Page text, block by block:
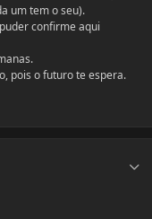
um tem o seu).
confirme aqui
pois o futuro te espera.